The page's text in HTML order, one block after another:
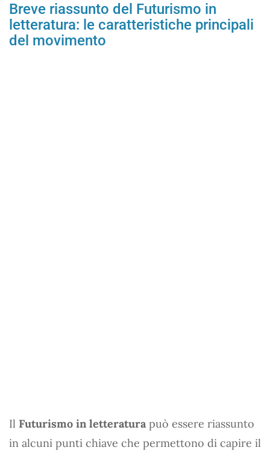
Breve riassunto del Futurismo in
letteratura: le caratteristiche principali
del movimento
Il Futurismo in letteratura può essere riassunto
in alcuni punti chiave che permettono di capire il